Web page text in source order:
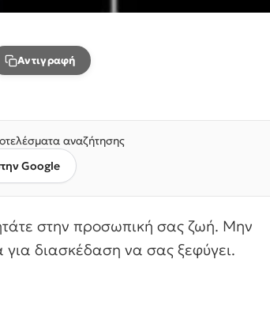
Αντιγραφή
αναζήτησης
Google
στην προσωπική σας ζωή. Μην
για διασκέδαση να σας ξεφύγει.